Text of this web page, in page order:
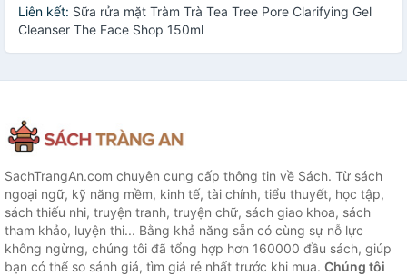
Liên kết: Sữa rửa mặt Tràm Trà Tea Tree Pore Clarifying Gel
Cleanser The Face Shop 150ml
SachTrangAn.com chuyên cung cấp thông tin về Sách. Từ sách
ngoại ngữ, kỹ năng mềm, kinh tế, tài chính, tiểu thuyết, học tập,
sách thiếu nhi, truyện tranh, truyện chữ, sách giao khoa, sách
tham khảo, luyện thi... Bằng khả năng sẵn có cùng sự nỗ lực
không ngừng, chúng tôi đã tổng hợp hơn 160000 đầu sách, giúp
bạn có thể so sánh giá, tìm giá rẻ nhất trước khi mua. Chúng tôi